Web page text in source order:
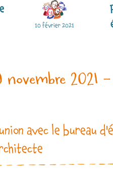
10 février 2021
novembre 2021
avec le bureau